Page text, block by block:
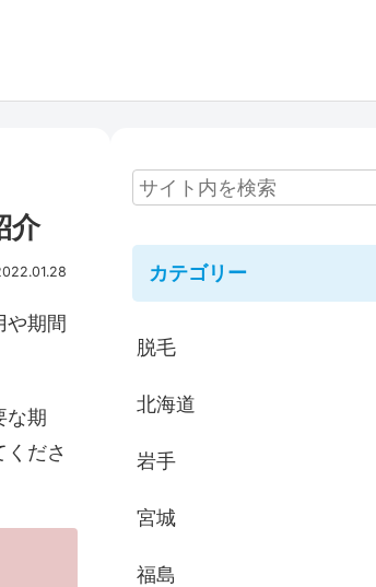
介
や期間
な期
ださ
カテゴリー
脱毛
北海道
岩手
宮城
福島